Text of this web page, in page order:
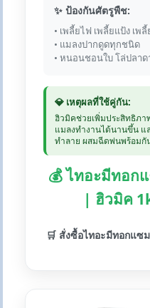
✨ ป้องกันศัตรูพืช:
• เพลี้ยไฟ เพลี้ยแป้ง เพ
• แมลงปากดูดทุกชนิด
• หนอนชอนใบ โล่ปลาด
💎 เหตุผลที่ใช้คู่กัน:
ฮิวมิคช่วยเพิ่มประสิทธิภา
แมลงทำงานได้นานขึ้น
ทำลาย ผสมฉีดพ่นพร้อมกั
💰 ไทอะมีทอก
| ฮิวมิค
🛒 สั่งซื้อไทอะมีทอกแซ